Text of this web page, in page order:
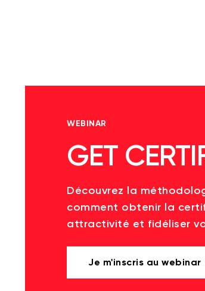
WEBINAR
GET
Découvrez la
comment obtenir la
attractivité et fidéliser
Je m'inscris au webinar